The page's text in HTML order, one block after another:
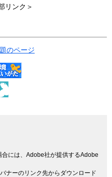
リンク＞
のページ
には、Adobe社が提供するAdobe
ナーのリンク先からダウンロード